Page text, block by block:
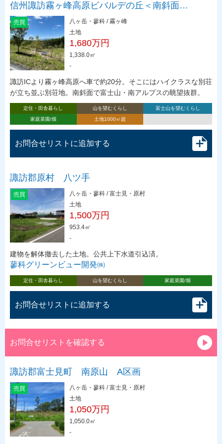
信州諏訪霧ヶ峰高原ビバルデの丘＜南斜面…
売買
八ヶ岳・蓼科 / 霧ヶ峰
土地
1,680万円
1,338.0㎡
-
諏訪ICより霧ヶ峰高原へ車で約20分。そこにはハイクラスな別荘
が立ち並ぶ別荘地。南斜面で富士山・南アルプスの眺望抜群。
定住・田舎暮らし 山を望むくらし
富士山を望むくらし
家庭菜園/畑
土地1000㎡超
お問合せリストに追加する
諏訪郡原村 八ツ手
売買
八ヶ岳・蓼科 / 富士見・原村
土地
1,500万円
953.4㎡
-
建物を解体撤去した土地。公共上下水道引込済。
蓼科グリーンビュー開発㈱
定住・田舎暮らし 山を望むくらし 家庭菜園/畑
お問合せリストに追加する
お問合せリストを確認する
諏訪郡富士見町 南原山 A区画
売買
八ヶ岳・蓼科 / 富士見・原村
土地
1,050万円
1,050.0㎡
-